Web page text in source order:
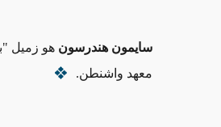
سايمون هندرسون هو زميل
معهد واشنطن.